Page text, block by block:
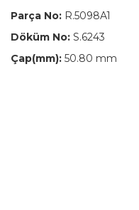
Parça No: R.5098A1
Döküm No: S.6243
Çap(mm): 50.80 mm